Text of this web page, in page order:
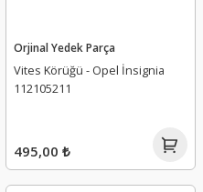
Orjinal Yedek Parça
Vites Körüğü - Opel İnsignia
112105211
495,00 ₺